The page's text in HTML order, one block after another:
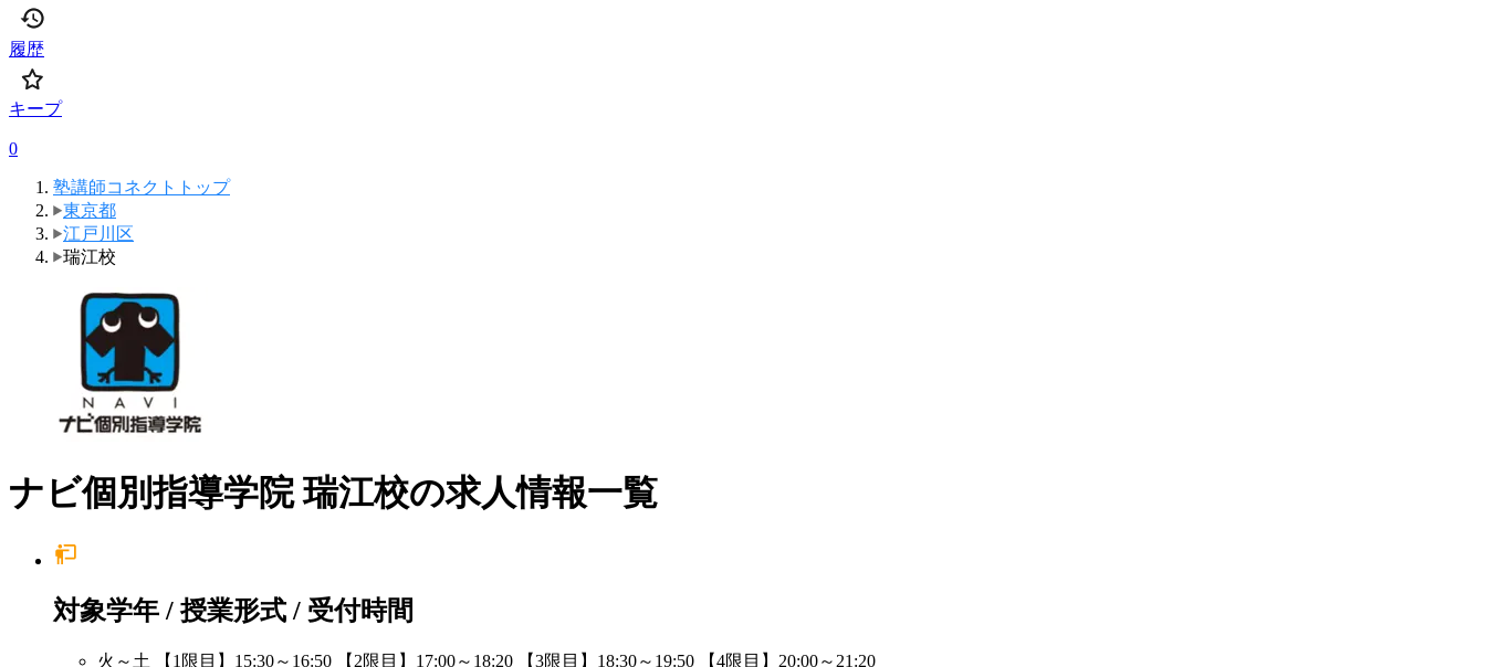
履歴
キープ
0
塾講師コネクトトップ
東京都
江戸川区
瑞江校
ナビ個別指導学院 瑞江校の求人情報一覧
対象学年 / 授業形式 / 受付時間
火～土 【1限目】15:30～16:50 【2限目】17:00～18:20 【3限目】18:30～19:50 【4限目】20:00～21:20